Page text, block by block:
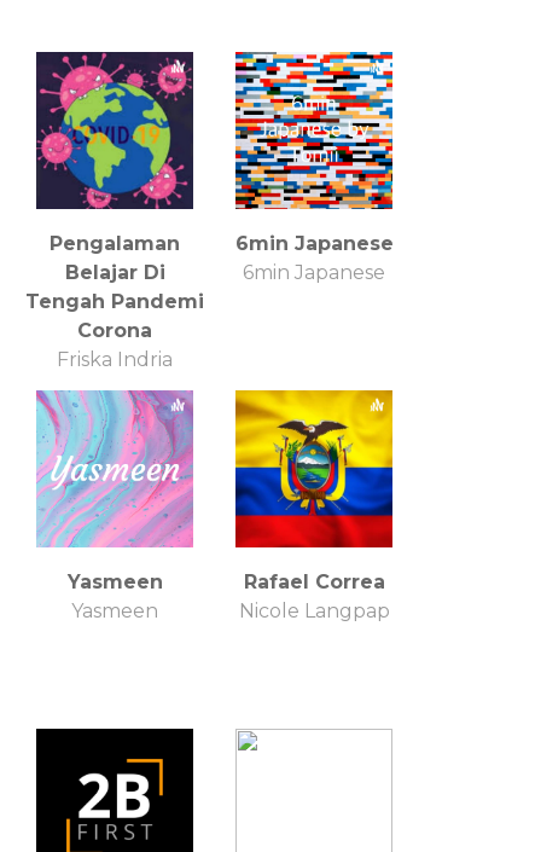
Pengalaman
Belajar Di
Tengah Pandemi
Corona
Friska Indria
6min Japanese
6min Japanese
Yasmeen
Yasmeen
Rafael Correa
Nicole Langpap